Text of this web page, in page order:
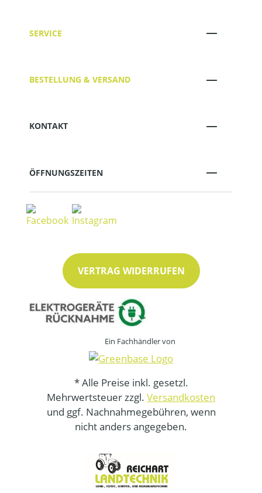
SERVICE
BESTELLUNG & VERSAND
KONTAKT
ÖFFNUNGSZEITEN
VERTRAG WIDERRUFEN
Ein Fachhändler von
* Alle Preise inkl. gesetzl.
Mehrwertsteuer zzgl. Versandkosten
und ggf. Nachnahmegebühren, wenn
nicht anders angegeben.